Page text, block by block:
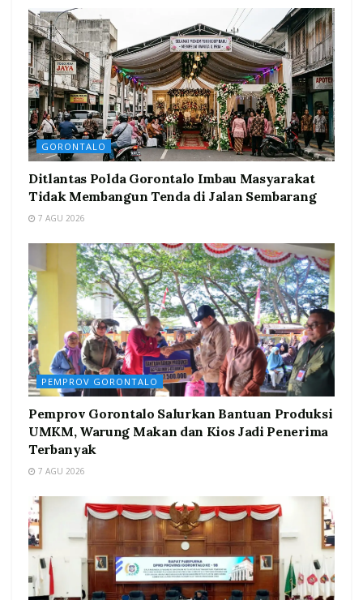
GORONTALO
Ditlantas Polda Gorontalo Imbau Masyarakat
Tidak Membangun Tenda di Jalan Sembarang
7 AGU 2026
PEMPROV GORONTALO
Pemprov Gorontalo Salurkan Bantuan Produksi
UMKM, Warung Makan dan Kios Jadi Penerima
Terbanyak
7 AGU 2026